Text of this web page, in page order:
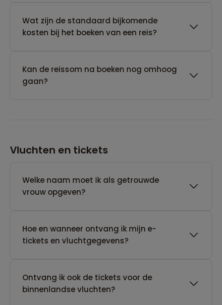
Wat zijn de standaard bijkomende
kosten bij het boeken van een reis?
Kan de reissom na boeken nog omhoog
gaan?
Vluchten en tickets
Welke naam moet ik als getrouwde
vrouw opgeven?
Hoe en wanneer ontvang ik mijn e-
tickets en vluchtgegevens?
Ontvang ik ook de tickets voor de
binnenlandse vluchten?